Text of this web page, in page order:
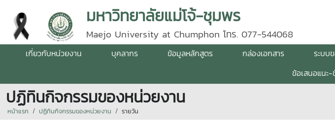
มหาวิทยาลัยแม่โจ้-ชุมพร
Maejo University at Chumphon โทร. 077-544068
เกี่ยวกับหน่วยงาน บุคลากร ข้อมูลหลักสูตร กล่องเอกสาร ระบบ
ข้อเสนอแนะ-
ปฏิทินกิจกรรมของหน่วยงาน
หน้าแรก ปฏิทินกิจกรรมของหน่วยงาน รายวัน